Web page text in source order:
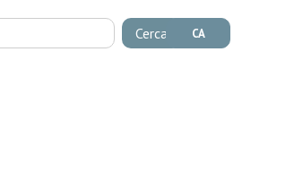
Cerca CA